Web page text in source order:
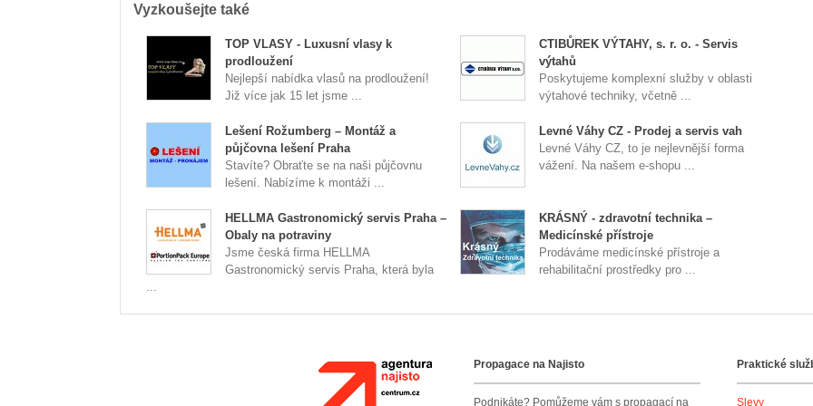
Vyzkoušejte také
TOP VLASY - Luxusní vlasy k
prodloužení
Nejlepší nabídka vlasů na prodloužení!
Již více jak 15 let jsme ...
CTIBŮREK VÝTAHY, s. r. o. - Servis
výtahů
Poskytujeme komplexní služby v oblasti
výtahové techniky, včetně ...
Lešení Rožumberg – Montáž a
půjčovna lešení Praha
Stavíte? Obraťte se na naši půjčovnu
lešení. Nabízíme k montáži ...
Levné Váhy CZ - Prodej a servis vah
Levné Váhy CZ, to je nejlevnější forma
vážení. Na našem e-shopu ...
HELLMA Gastronomický servis Praha –
Obaly na potraviny
Jsme česká firma HELLMA
Gastronomický servis Praha, která byla
...
KRÁSNÝ - zdravotní technika –
Medicínské přístroje
Prodáváme medicínské přístroje a
rehabilitační prostředky pro ...
Agentura NajistoPropagace na Najisto
Podnikáte? Pomůžeme vám s propagací na
Praktické
Slevy